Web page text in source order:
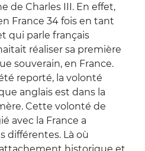
de Charles III. En effet,
France 34 fois en tant
qui parle français
réaliser sa première
souverain, en France.
reporté, la volonté
anglais est dans la
Cette volonté de
avec la France a
différentes. Là où
historique et